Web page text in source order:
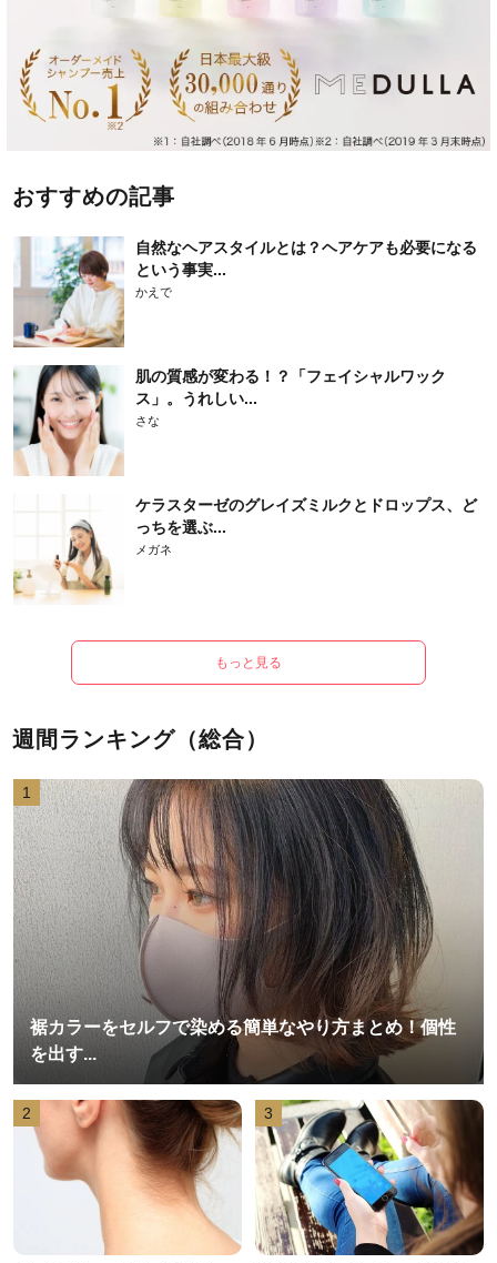
おすすめの記事
自然なヘアスタイルとは？ヘアケアも必要になる
という事実...
かえで
肌の質感が変わる！？「フェイシャルワック
ス」。うれしい...
さな
ケラスターゼのグレイズミルクとドロップス、ど
っちを選ぶ...
メガネ
もっと見る
週間ランキング（総合）
1
裾カラーをセルフで染める簡単なやり方まとめ！個性
を出す...
2 3